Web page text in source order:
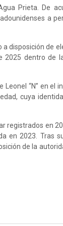
Prieta. De
a
a disposición de
2025 dentro de
“N” en el
cuya
registrados en
en 2023. Tras
de la